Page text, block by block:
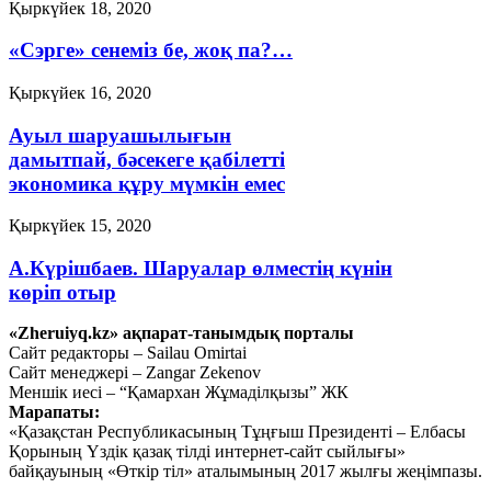
Қыркүйек 18, 2020
«Сэрге» сенеміз бе, жоқ па?…
Қыркүйек 16, 2020
Ауыл шаруашылығын
дамытпай, бәсекеге қабілетті
экономика құру мүмкін емес
Қыркүйек 15, 2020
А.Күрішбаев. Шаруалар өлместің күнін
көріп отыр
Қыркүйек 14, 2020
Қысқасы, «полный хаос»!
Қыркүйек 10, 2020
Тағы оқу
«Zheruiyq.kz» ақпарат-танымдық порталы
Сайт редакторы – Sailau Omirtai
Сайт менеджері – Zangar Zekenov
Меншік иесі – “Қамархан Жұмаділқызы” ЖК
Марапаты:
«Қазақстан Республикасының Тұңғыш Президенті – Елбасы
Қорының Үздік қазақ тілді интернет-сайт сыйлығы»
байқауының «Өткір тіл» аталымының 2017 жылғы жеңімпазы.